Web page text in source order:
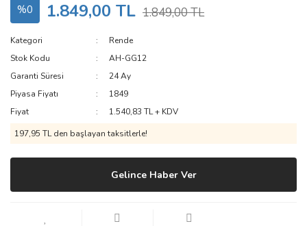
%0 1.849,00 TL 1.849,00 TL
Kategori
Rende
Stok Kodu
AH-GG12
Garanti Süresi
24 Ay
Piyasa Fiyatı
1849
Fiyat
1.540,83 TL + KDV
197,95 TL den başlayan taksitlerle!
Gelince Haber Ver